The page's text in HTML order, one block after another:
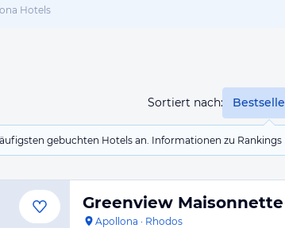
Hotels
Sortiert nach:
gebuchten Hotels an. Informationen zu
Greenview Maisonnette
Apollona · Rhodos